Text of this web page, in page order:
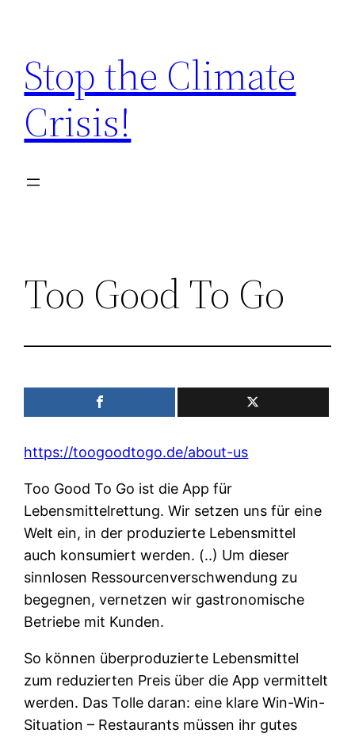
springen
Stop the Climate
Crisis!
Too Good To Go
https://toogoodtogo.de/about-us
Too Good To Go ist die App für
Lebensmittelrettung. Wir setzen uns für eine
Welt ein, in der produzierte Lebensmittel
auch konsumiert werden. (..) Um dieser
sinnlosen Ressourcenverschwendung zu
begegnen, vernetzen wir gastronomische
Betriebe mit Kunden.
So können überproduzierte Lebensmittel
zum reduzierten Preis über die App vermittelt
werden. Das Tolle daran: eine klare Win-Win-
Situation – Restaurants müssen ihr gutes